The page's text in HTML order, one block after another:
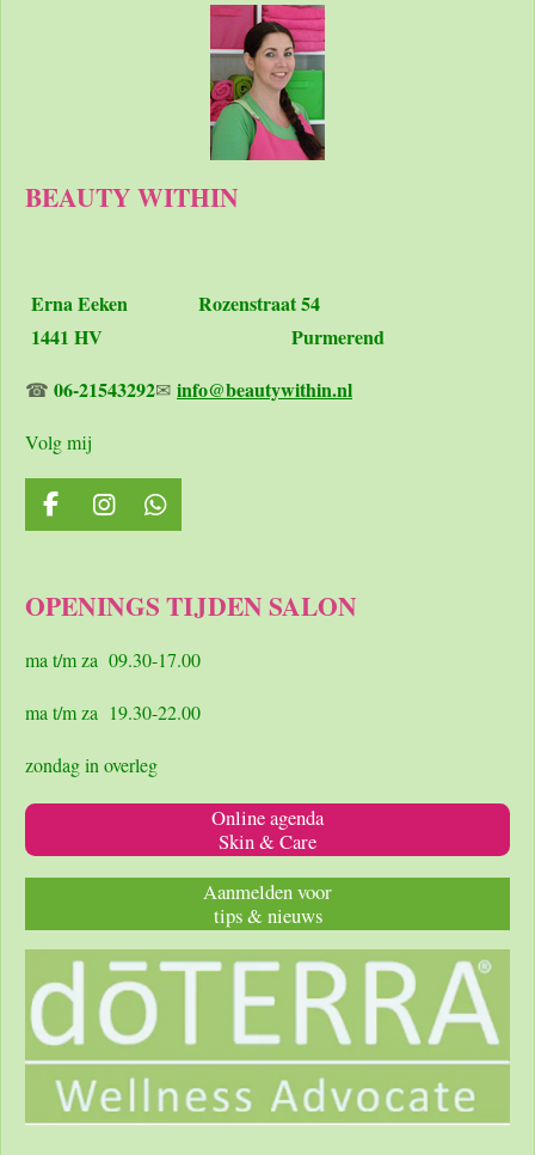
BEAUTY WITHIN
Erna Eeken Rozenstraat 54
1441 HV Purmerend
☎ 06-21543292✉ info@beautywithin.nl
Volg mij
F
a
b
o
I
n
a
r
m
W
h
s
p
OPENINGS TIJDEN SALON
ma t/m za 09.30-17.00
ma t/m za 19.30-22.00
zondag in overleg
Online agenda
Skin & Care
Aanmelden voor
tips & nieuws